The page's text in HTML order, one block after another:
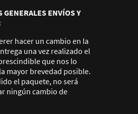
GENERALES ENVÍOS Y
hacer un cambio en la
una vez realizado el
que nos lo
mayor brevedad posible.
el paquete, no será
ningún cambio de